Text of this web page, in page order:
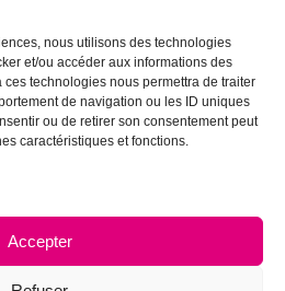
nous utilisons des technologies
et/ou accéder aux informations des
technologies nous permettra de traiter
de navigation ou les ID uniques
ou de retirer son consentement peut
caractéristiques et fonctions.
Accepter